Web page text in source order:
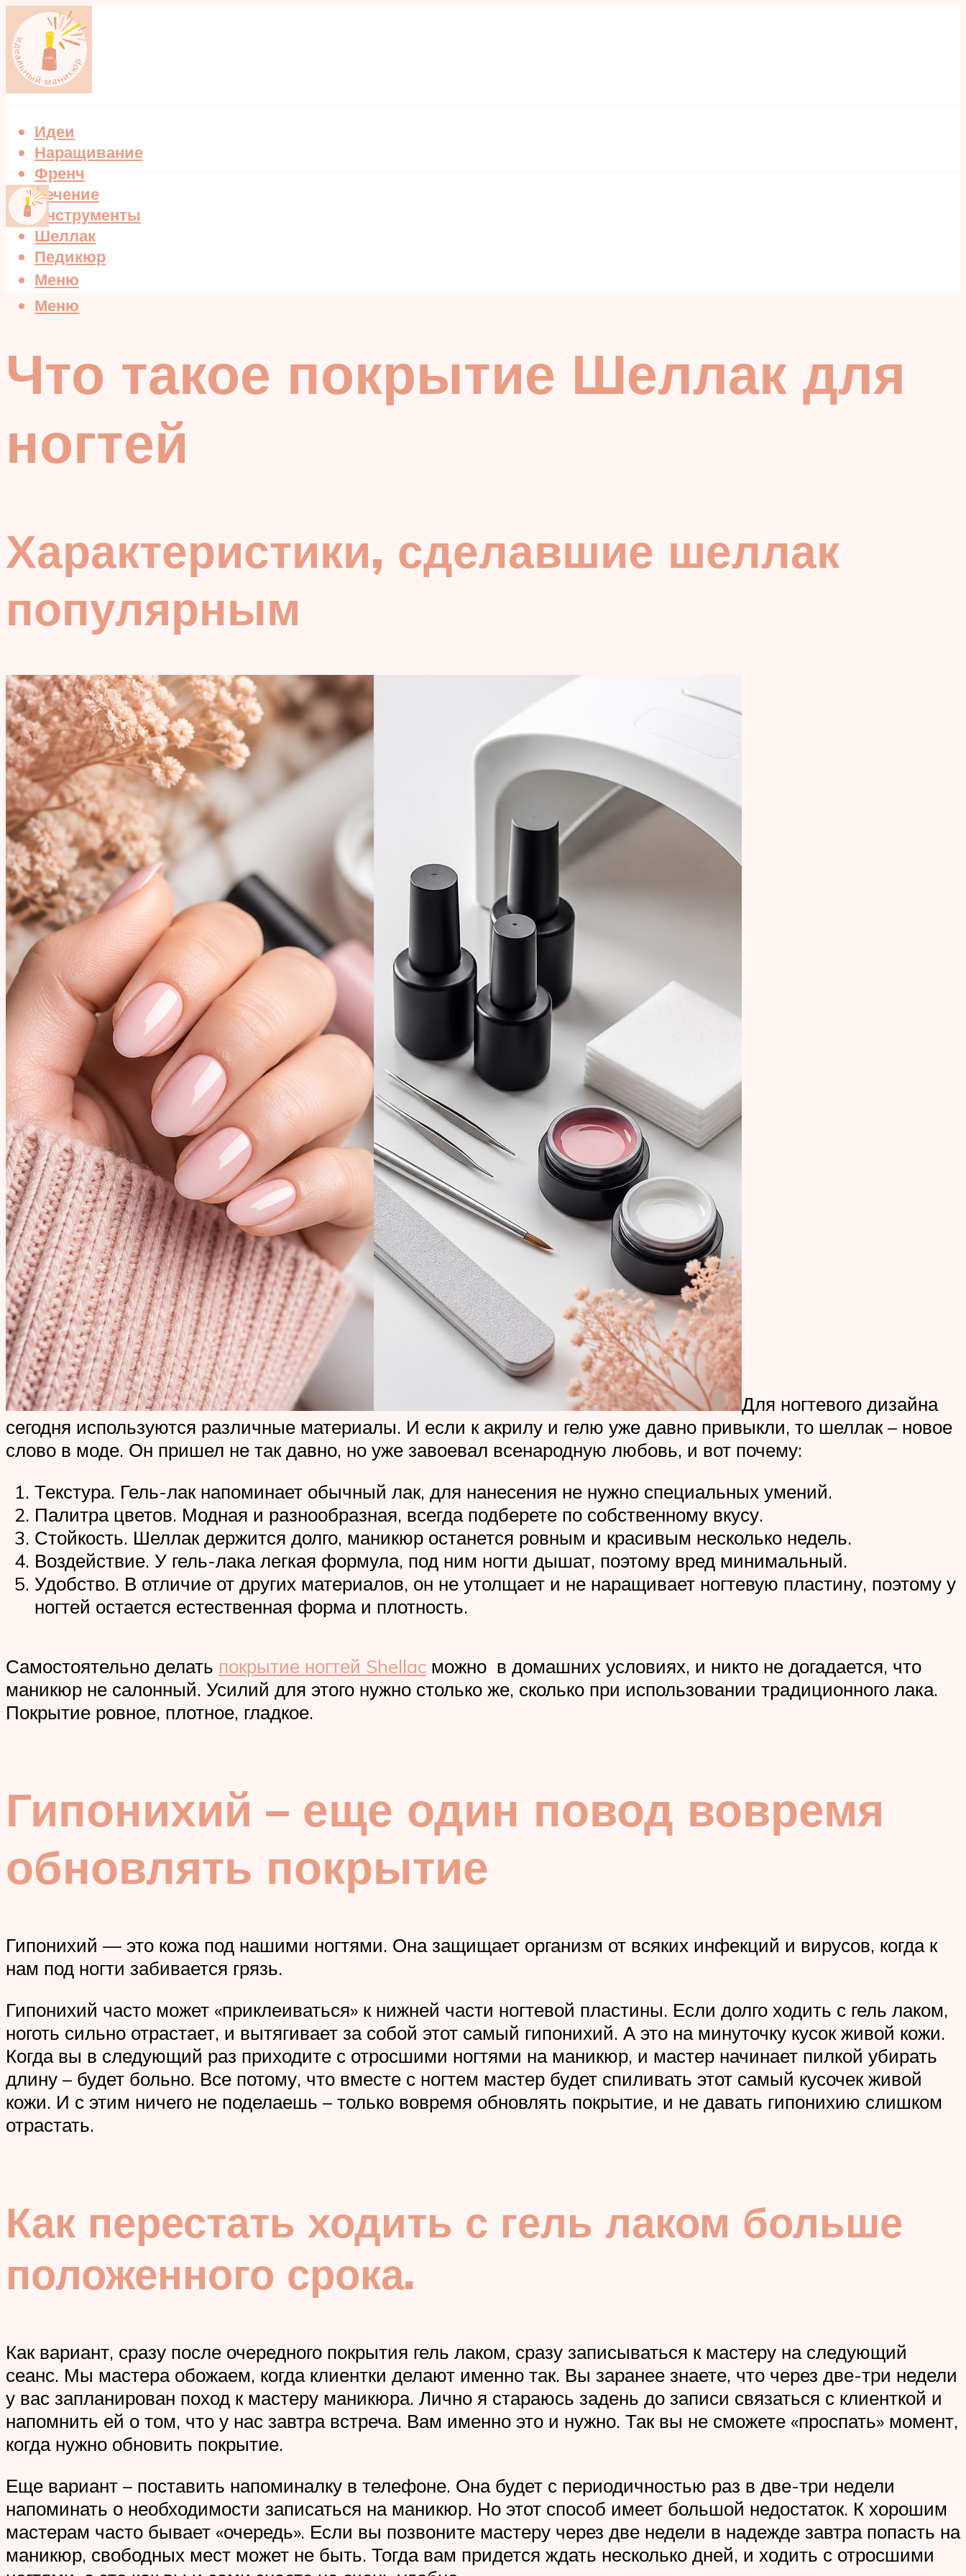
Идеи
Наращивание
Френч
Лечение
Инструменты
Шеллак
Педикюр
Меню
Меню
Что такое покрытие Шеллак для
ногтей
Характеристики, сделавшие шеллак
популярным
Для ногтевого дизайна
сегодня используются различные материалы. И если к акрилу и гелю уже давно привыкли, то шеллак – новое
слово в моде. Он пришел не так давно, но уже завоевал всенародную любовь, и вот почему:
Текстура. Гель-лак напоминает обычный лак, для нанесения не нужно специальных умений.
Палитра цветов. Модная и разнообразная, всегда подберете по собственному вкусу.
Стойкость. Шеллак держится долго, маникюр останется ровным и красивым несколько недель.
Воздействие. У гель-лака легкая формула, под ним ногти дышат, поэтому вред минимальный.
Удобство. В отличие от других материалов, он не утолщает и не наращивает ногтевую пластину, поэтому у
ногтей остается естественная форма и плотность.
Самостоятельно делать покрытие ногтей Shellac можно в домашних условиях, и никто не догадается, что
маникюр не салонный. Усилий для этого нужно столько же, сколько при использовании традиционного лака.
Покрытие ровное, плотное, гладкое.
Гипонихий – еще один повод вовремя
обновлять покрытие
Гипонихий — это кожа под нашими ногтями. Она защищает организм от всяких инфекций и вирусов, когда к
нам под ногти забивается грязь.
Гипонихий часто может «приклеиваться» к нижней части ногтевой пластины. Если долго ходить с гель лаком,
ноготь сильно отрастает, и вытягивает за собой этот самый гипонихий. А это на минуточку кусок живой кожи.
Когда вы в следующий раз приходите с отросшими ногтями на маникюр, и мастер начинает пилкой убирать
длину – будет больно. Все потому, что вместе с ногтем мастер будет спиливать этот самый кусочек живой
кожи. И с этим ничего не поделаешь – только вовремя обновлять покрытие, и не давать гипонихию слишком
отрастать.
Как перестать ходить с гель лаком больше
положенного срока.
Как вариант, сразу после очередного покрытия гель лаком, сразу записываться к мастеру на следующий
сеанс. Мы мастера обожаем, когда клиентки делают именно так. Вы заранее знаете, что через две-три недели
у вас запланирован поход к мастеру маникюра. Лично я стараюсь задень до записи связаться с клиенткой и
напомнить ей о том, что у нас завтра встреча. Вам именно это и нужно. Так вы не сможете «проспать» момент,
когда нужно обновить покрытие.
Еще вариант – поставить напоминалку в телефоне. Она будет с периодичностью раз в две-три недели
напоминать о необходимости записаться на маникюр. Но этот способ имеет большой недостаток. К хорошим
мастерам часто бывает «очередь». Если вы позвоните мастеру через две недели в надежде завтра попасть на
маникюр, свободных мест может не быть. Тогда вам придется ждать несколько дней, и ходить с отросшими